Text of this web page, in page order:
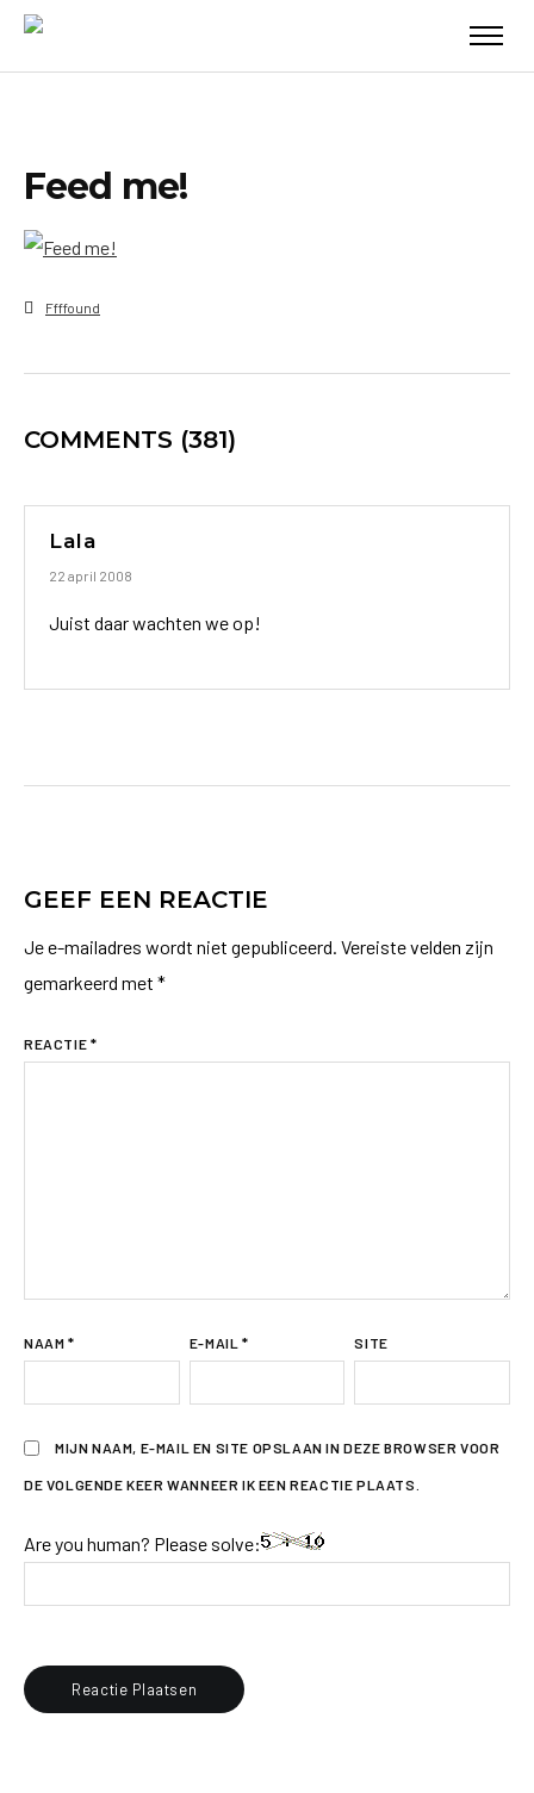
Feed me!
Ffffound
COMMENTS (381)
Lala
22 april 2008
Juist daar wachten we op!
GEEF EEN REACTIE
Je e-mailadres wordt niet gepubliceerd. Vereiste velden zijn
gemarkeerd met *
REACTIE *
NAAM * E-MAIL * SITE
MIJN NAAM, E-MAIL EN SITE OPSLAAN IN DEZE BROWSER VOOR
DE VOLGENDE KEER WANNEER IK EEN REACTIE PLAATS.
Are you human? Please solve: